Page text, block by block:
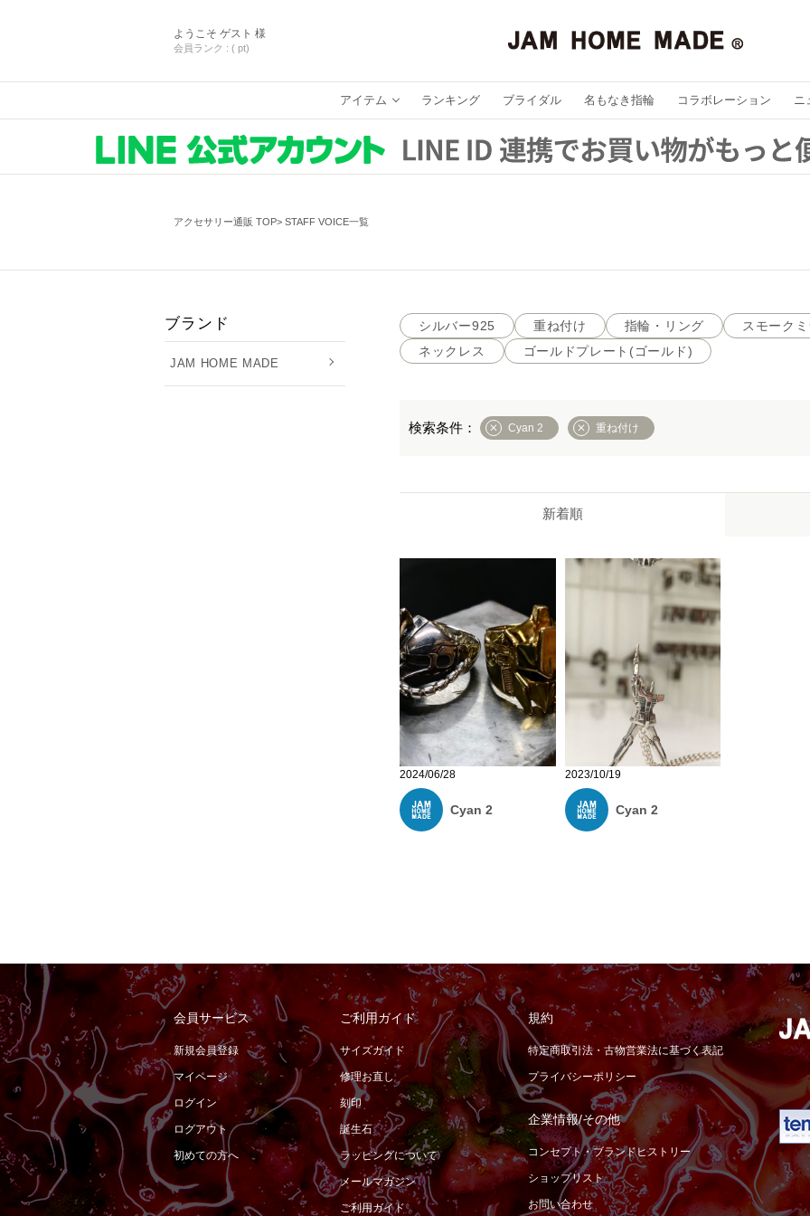
ようこそ ゲスト 様
会員ランク : ( pt)
アイテム ランキング ブライダル 名もなき指輪 コラボレーション ニ
アクセサリー通販 TOP STAFF VOICE一覧
ブランド
JAM HOME MADE
シルバー925 重ね付け 指輪・リング
スモーク
ネックレス
ゴールドプレート(ゴールド)
Cyan 2 重ね付け
新着順
2024/06/28
Cyan 2
2023/10/19
Cyan 2
会員サービス
新規会員登録
マイページ
ログイン
ログアウト
初めての方へ
ご利用ガイド
サイズガイド
修理お直し
刻印
誕生石
ラッピングについて
メールマガジン
ご利用ガイド
規約
特定商取引法・古物営業法に基づく表記
プライバシーポリシー
企業情報/その他
コンセプト・ブランドヒストリー
ショップリスト
お問い合わせ